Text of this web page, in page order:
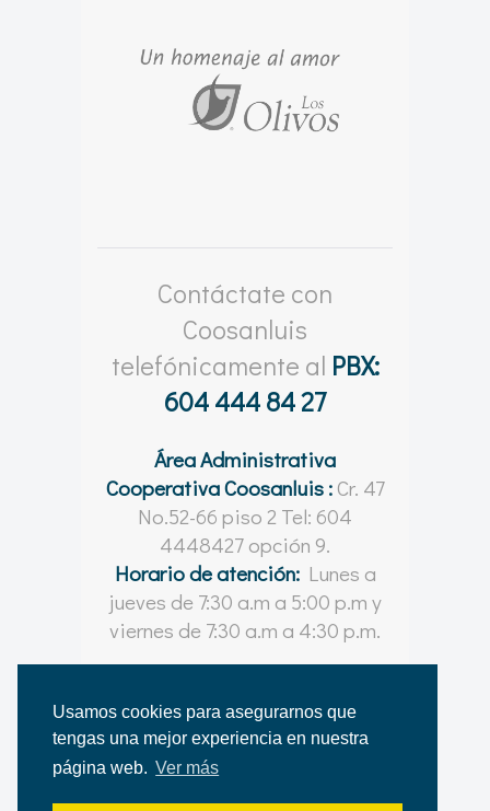
Usamos cookies para asegurarnos que
tengas una mejor experiencia en nuestra
página web. Ver más
Contáctate con
Coosanluis
telefónicamente al PBX:
604 444 84 27
Área Administrativa
Cooperativa Coosanluis :Cr. 47
No.52-66 piso 2 Tel: 604
4448427 opción 9.
Horario de atención:Lunes a
jueves de 7:30 a.m a 5:00 p.m y
viernes de 7:30 a.m a 4:30 p.m.
© Coosanluis 2021 - 2026
para la Cooperativa Coosanluis.